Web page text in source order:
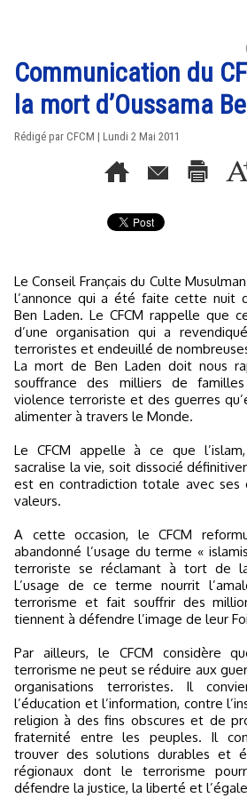
Communication du
la mort d’Oussama
Rédigé par CFCM | Lundi 2 Mai 2011
Le Conseil Français du Culte Musulman (CFCM) prend acte de
l’annonce qui a été faite cette nuit
Ben Laden. Le CFCM rappelle que
d’une organisation qui a
terroristes et endeuillé de
La mort de Ben Laden doit nous
souffrance des milliers de
violence terroriste et des guerres
alimenter à travers le Monde.
Le CFCM appelle à ce que
sacralise la vie, soit dissocié
est en contradiction totale avec ses
valeurs.
A cette occasion, le CFCM
abandonné l’usage du terme «
terroriste se réclamant à tort de
L’usage de ce terme nourrit
terrorisme et fait souffrir des
tiennent à défendre l’image de leur
Par ailleurs, le CFCM considère
terrorisme ne peut se réduire aux
organisations terroristes. Il
l’éducation et l’information, contre
religion à des fins obscures et de
fraternité entre les peuples. Il
trouver des solutions durables et
régionaux dont le terrorisme
défendre la justice, la liberté et